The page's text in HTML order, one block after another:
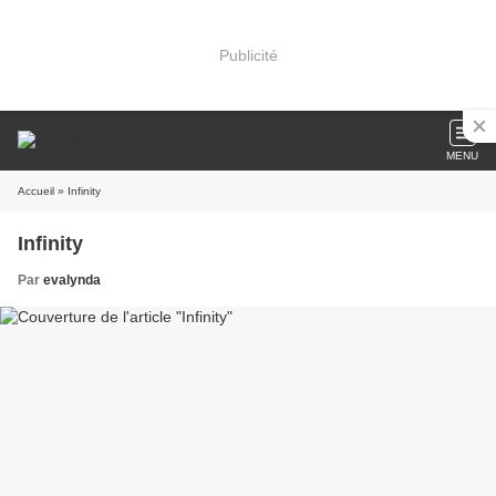
Publicité
MENU
Accueil » Infinity
Infinity
Par evalynda